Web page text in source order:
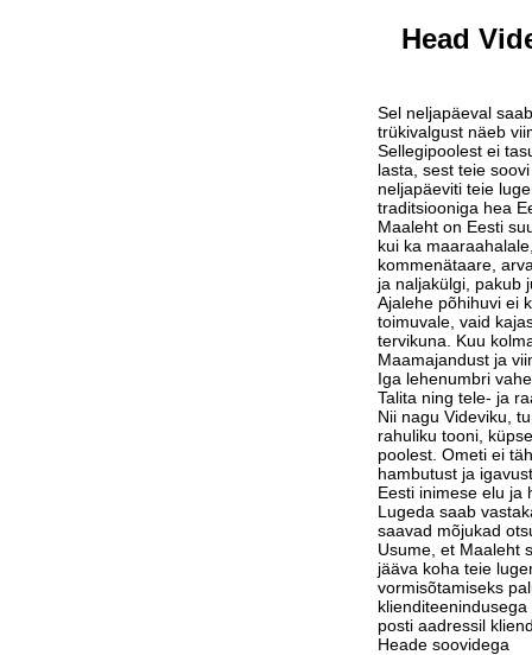
Head
Sel neljapäeval
trükivalgust näeb
Sellegipoolest ei
lasta, sest teie
neljapäeviti teie
traditsiooniga hea
Maaleht on Eesti
kui ka
kommenätaare,
ja naljakülgi, pakub
Ajalehe põhihuvi ei
toimuvale, vaid
tervikuna. Kuu
Maamajandust ja
Iga lehenumbri
Talita ning tele- ja
Nii nagu Videviku,
rahuliku tooni,
poolest. Ometi ei
hambutust ja
Eesti inimese elu ja
Lugeda saab
saavad mõjukad
Usume, et Maaleht
jääva koha teie
vormisõtamiseks
posti aadressil
Heade soovidega